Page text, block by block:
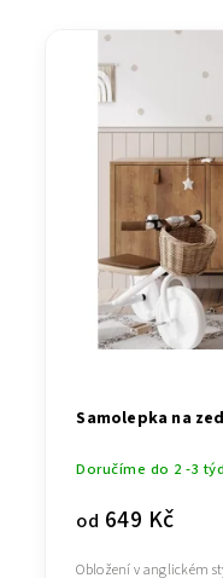
Nejdražší
Nejprodávanější
Abecedně
Samolepka na
Doručíme do 2 -3
od 649 Kč
Obložení v anglickém